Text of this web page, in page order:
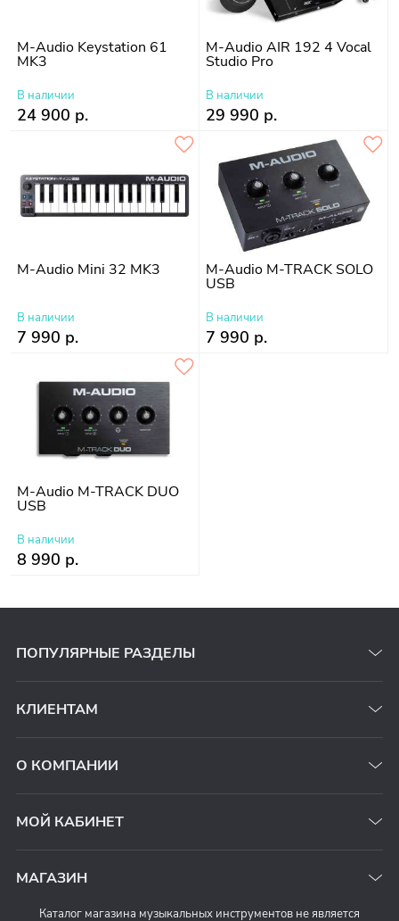
M-Audio Keystation 61
MK3
В наличии
24 900 р.
M-Audio AIR 192 4 Vocal
Studio Pro
В наличии
29 990 р.
M-Audio Mini 32 MK3
В наличии
7 990 р.
M-Audio M-TRACK SOLO
USB
В наличии
7 990 р.
M-Audio M-TRACK DUO
USB
В наличии
8 990 р.
ПОПУЛЯРНЫЕ РАЗДЕЛЫ
КЛИЕНТАМ
О КОМПАНИИ
МОЙ КАБИНЕТ
МАГАЗИН
Каталог магазина музыкальных инструментов не является